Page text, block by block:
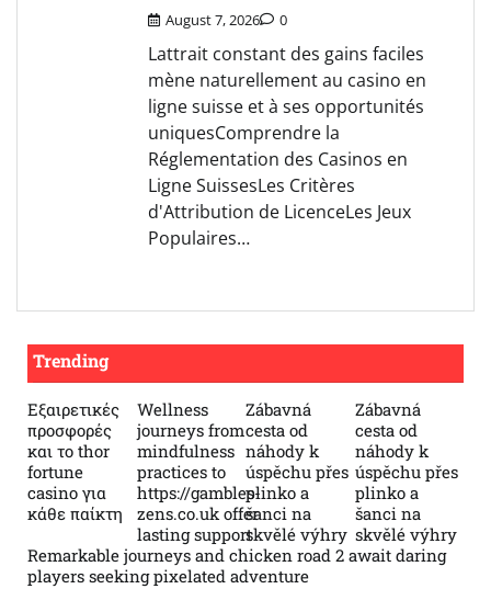
August 7, 2026 0
Lattrait constant des gains faciles
mène naturellement au casino en
ligne suisse et à ses opportunités
uniquesComprendre la
Réglementation des Casinos en
Ligne SuissesLes Critères
d'Attribution de LicenceLes Jeux
Populaires…
Trending
Εξαιρετικές
προσφορές
και το thor
fortune
casino για
κάθε παίκτη
Wellness
journeys from
mindfulness
practices to
https://gambles-
zens.co.uk offer
lasting support
Zábavná
cesta od
náhody k
úspěchu přes
plinko a
šanci na
skvělé výhry
Zábavná
cesta od
náhody k
úspěchu přes
plinko a
šanci na
skvělé výhry
Remarkable journeys and chicken road 2 await daring
players seeking pixelated adventure